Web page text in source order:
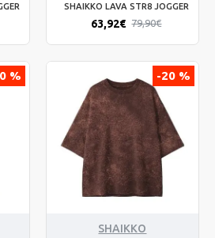
SHAIKKO LAVA STR8 JOGGER
63,92€ 79,90€
% -20 %
SHAIKKO